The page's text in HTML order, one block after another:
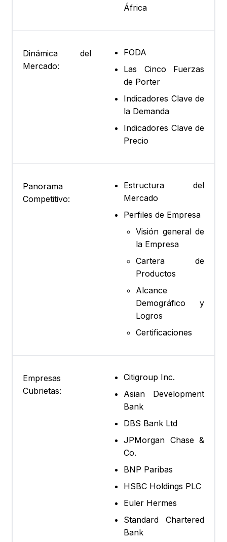
África
Dinámica del
Mercado:
FODA
Las Cinco Fuerzas
de Porter
Indicadores Clave de
la Demanda
Indicadores Clave de
Precio
Panorama
Competitivo:
Estructura del
Mercado
Perfiles de Empresa
Visión general de
la Empresa
Cartera de
Productos
Alcance
Demográfico y
Logros
Certificaciones
Empresas
Cubrietas:
Citigroup Inc.
Asian Development
Bank
DBS Bank Ltd
JPMorgan Chase &
Co.
BNP Paribas
HSBC Holdings PLC
Euler Hermes
Standard Chartered
Bank